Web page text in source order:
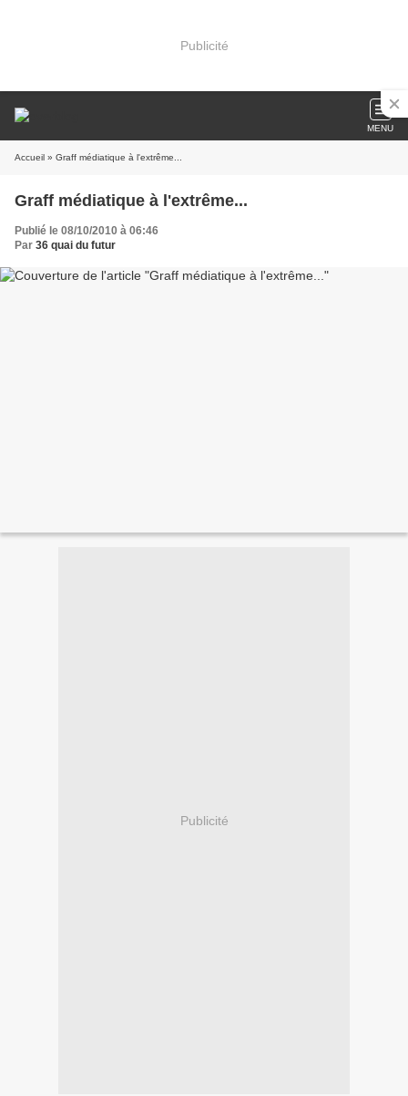
Publicité
MENU
Accueil » Graff médiatique à l'extrême...
Graff médiatique à l'extrême...
Publié le 08/10/2010 à 06:46
Par 36 quai du futur
Publicité